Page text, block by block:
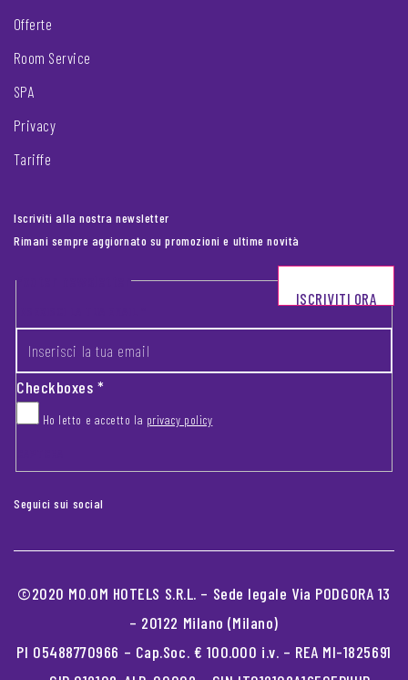
Offerte
Room Service
SPA
Privacy
Tariffe
Iscriviti alla nostra newsletter
Rimani sempre aggiornato su promozioni e ultime novità
Footer newsletter
Checkboxes*
Ho letto e accetto la privacy policy
ISCRIVITI ORA
Seguici sui social
©2020 MO.OM HOTELS S.R.L. – Sede legale Via PODGORA 13
– 20122 Milano (Milano)
PI 05488770966 – Cap.Soc. € 100.000 i.v. – REA MI-1825691